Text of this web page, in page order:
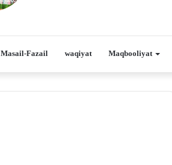
Masail-Fazail waqiyat Maqbooliyat